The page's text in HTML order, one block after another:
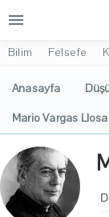
menu
Bilim Felsefe
Anasayfa
Mario Vargas Llosa